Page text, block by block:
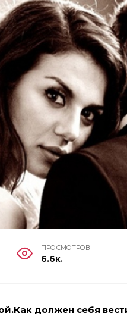
ПРОСМОТРОВ
6.6к.
должен себя